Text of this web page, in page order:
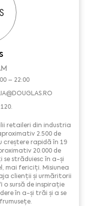
– 22:00
retaileri din industria
2.500 de
creștere rapidă în 19
20.000 de
se străduiesc în a-și
mai fericiți. Misiunea
clienții și urmăritorii
o sursă de inspirație
în a-și trăi și a se